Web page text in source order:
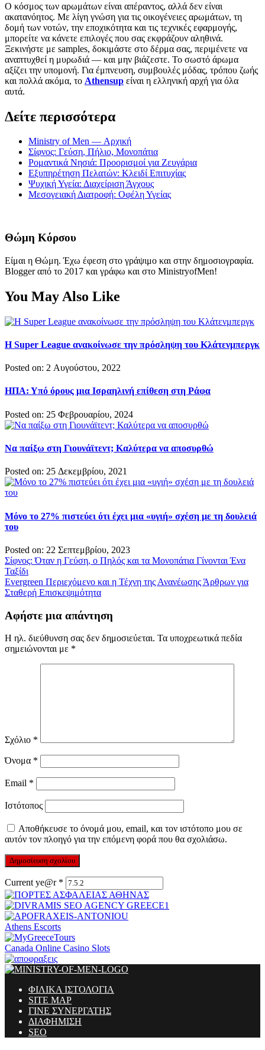
Ο κόσμος των αρωμάτων είναι απέραντος, αλλά δεν είναι
ακατανόητος. Με λίγη γνώση για τις οικογένειες αρωμάτων, τη
δομή των νοτών, την εποχικότητα και τις τεχνικές εφαρμογής,
μπορείτε να κάνετε επιλογές που σας εκφράζουν αληθινά.
Ξεκινήστε με samples, δοκιμάστε στο δέρμα σας, περιμένετε να
αναπτυχθεί η μυρωδιά — και μην βιάζεστε. Το σωστό άρωμα
αξίζει την υπομονή. Για έμπνευση, συμβουλές μόδας, τρόπου ζωής
και πολλά ακόμα, το Athensup είναι η ελληνική αρχή για όλα
αυτά.
Δείτε περισσότερα
Ministry of Men — Αρχική
Σίφνος: Γεύση, Πήλιο, Μονοπάτια
Ρομαντικά Νησιά: Προορισμοί για Ζευγάρια
Εξυπηρέτηση Πελατών: Κλειδί Επιτυχίας
Ψυχική Υγεία: Διαχείριση Άγχους
Μεσογειακή Διατροφή: Οφέλη Υγείας
Θώμη Κόρσου
Είμαι η Θώμη. Έχω έφεση στο γράψιμο και στην δημοσιογραφία.
Blogger από το 2017 και γράφω και στο MinistryofMen!
You May Also Like
Η Super League ανακοίνωσε την πρόσληψη του Κλάτενμπεργκ
Posted on: 2 Αυγούστου, 2022
ΗΠΑ: Υπό όρους μια Ισραηλινή επίθεση στη Ράφα
Posted on: 25 Φεβρουαρίου, 2024
Να παίξω στη Γιουνάϊτεντ; Καλύτερα να αποσυρθώ
Posted on: 25 Δεκεμβρίου, 2021
Μόνο το 27% πιστεύει ότι έχει μια «υγιή» σχέση με τη δουλειά
του
Posted on: 22 Σεπτεμβρίου, 2023
Πλοήγηση
άρθρων
Σίφνος: Όταν η Γεύση, ο Πηλός και τα Μονοπάτια Γίνονται Ένα
Ταξίδι
Evergreen Περιεχόμενο και η Τέχνη της Ανανέωσης Άρθρων για
Σταθερή Επισκεψιμότητα
Αφήστε μια απάντηση
Η ηλ. διεύθυνση σας δεν δημοσιεύεται. Τα υποχρεωτικά πεδία
σημειώνονται με *
Σχόλιο *
Όνομα *
Email *
Ιστότοπος
Αποθήκευσε το όνομά μου, email, και τον ιστότοπο μου σε
αυτόν τον πλοηγό για την επόμενη φορά που θα σχολιάσω.
Current ye@r *
Athens Escorts
Canada Online Casino Slots
ΦΙΛΙΚΑ ΙΣΤΟΛΟΓΙΑ
SITE MAP
ΓΙΝΕ ΣΥΝΕΡΓΑΤΗΣ
ΔΙΑΦΗΜΙΣΗ
SEO